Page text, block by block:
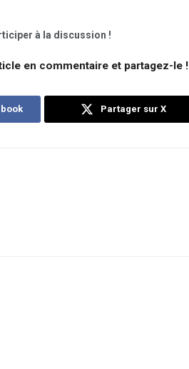
à la discussion !
en commentaire et partagez-le !
Partager sur X